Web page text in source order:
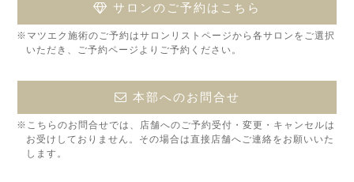
サロンのご予約はこちら
※マツエク施術のご予約はサロンリストページから各サロンをご選択
いただき、ご予約ページよりご予約ください。
本部へのお問合せ
※こちらのお問合せでは、店舗へのご予約受付・変更・キャンセルは
お受けしておりません。その場合は直接店舗へご連絡をお願いいた
します。